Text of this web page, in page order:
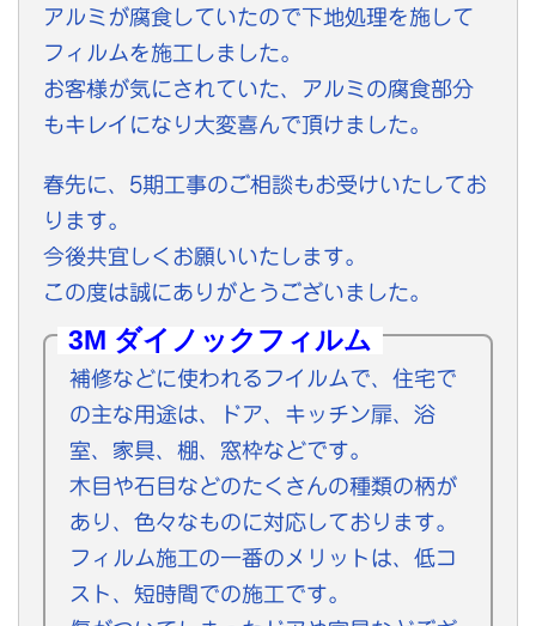
アルミが腐食していたので下地処理を施して
フィルムを施工しました。
お客様が気にされていた、アルミの腐食部分
もキレイになり大変喜んで頂けました。
春先に、5期工事のご相談もお受けいたしてお
ります。
今後共宜しくお願いいたします。
この度は誠にありがとうございました。
3M ダイノックフィルム
補修などに使われるフイルムで、住宅で
の主な用途は、ドア、キッチン扉、浴
室、家具、棚、窓枠などです。
木目や石目などのたくさんの種類の柄が
あり、色々なものに対応しております。
フィルム施工の一番のメリットは、低コ
スト、短時間での施工です。